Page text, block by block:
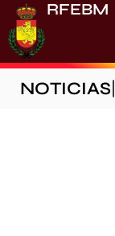
RFEBM
NOTICIAS